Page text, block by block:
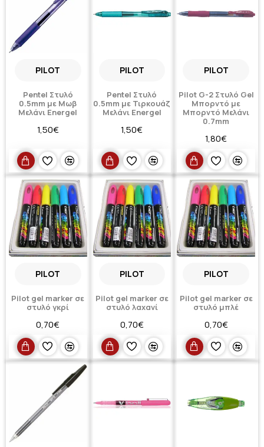
PILOT
Pentel Στυλό
0.5mm με Μωβ
Mελάνι Energel
1,50€
PILOT
Pentel Στυλό
0.5mm με Τιρκουάζ
Mελάνι Energel
1,50€
PILOT
Pilot G-2 Στυλό Gel
Μπορντό με
Μπορντό Μελάνι
0.7mm
1,80€
PILOT
Pilot gel marker σε
στυλό γκρί
0,70€
PILOT
Pilot gel marker σε
στυλό λαχανί
0,70€
PILOT
Pilot gel marker σε
στυλό μπλέ
0,70€